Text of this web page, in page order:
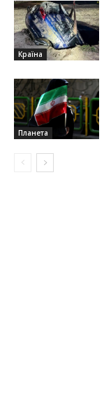
Країна
Планета